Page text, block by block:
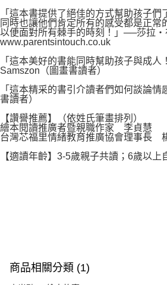
「這本書提供了絕佳的方式幫助孩子們
同時也讓他們肯定所有的感受都是正常
以便面對所有棘手的時刻！」──莎拉‧
www.parentsintouch.co.uk
「這本美好的書能同時幫助孩子與成
Samszon（圖畫書讀者）
「這本精采的書引介讀者們如何談論
書讀者）
【讚譽推薦】（依姓氏筆畫排列）
繪本閱讀推廣者暨親職作家 李貞慧
台灣芯福里情緒教育推廣協會理事長
【適讀年齡】3-5歲親子共讀；6歲以上
商品相關分類 (1)